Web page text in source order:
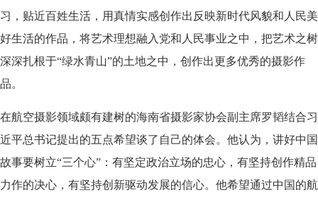
习，贴近百姓生活，用真情实感创作出反映新时代风貌和人民美
好生活的作品，将艺术理想融入党和人民事业之中，把艺术之树
深深扎根于“绿水青山”的土地之中，创作出更多优秀的摄影作
品。
在航空摄影领域颇有建树的海南省摄影家协会副主席罗韬结合习
近平总书记提出的五点希望谈了自己的体会。他认为，讲好中国
故事要树立“三个心”：有坚定政治立场的忠心，有坚持创作精品
力作的决心，有坚持创新驱动发展的信心。他希望通过中国的航